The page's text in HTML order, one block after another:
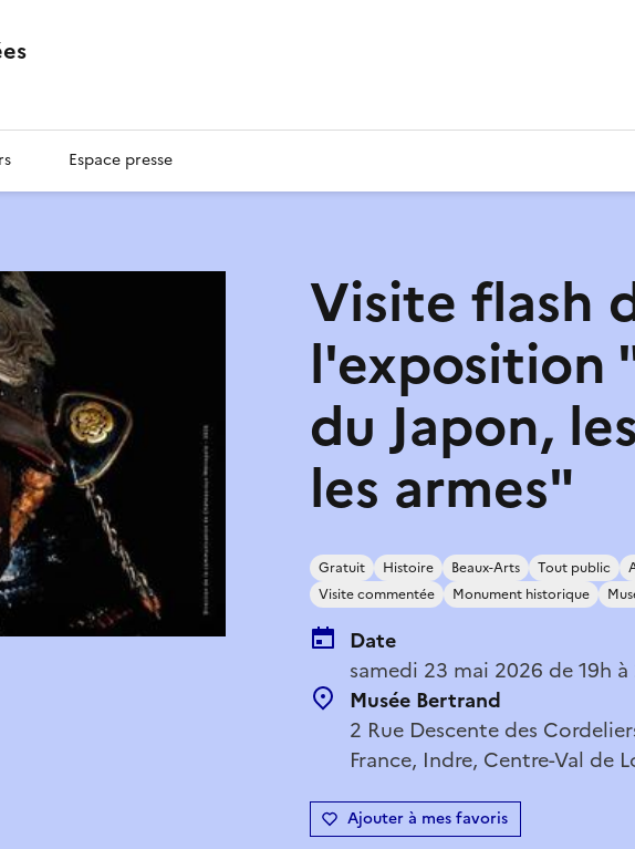
Espace presse
Visite flash
l'exposition
du Japon,
les armes"
Gratuit Histoire Beaux-Arts Tout public
Visite commentée
Monument historique
Date
samedi 23 mai 2026 de 19h à
Musée Bertrand
2 Rue Descente des
France, Indre, Centre-Val de
Ajouter à mes favoris